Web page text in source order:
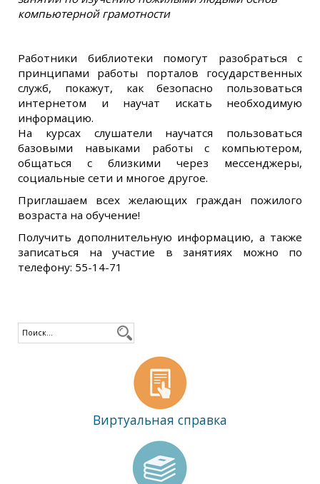
компьютерной грамотности
Работники библиотеки помогут разобраться с
принципами работы порталов государственных
служб, покажут, как безопасно пользоваться
интернетом и научат искать необходимую
информацию.
На курсах слушатели научатся пользоваться
базовыми навыками работы с компьютером,
общаться с близкими через мессенджеры,
социальные сети и многое другое.
Приглашаем всех желающих граждан пожилого
возраста на обучение!
Получить дополнительную информацию, а также
записаться на участие в занятиях можно по
телефону: 55-14-71
Виртуальная справка